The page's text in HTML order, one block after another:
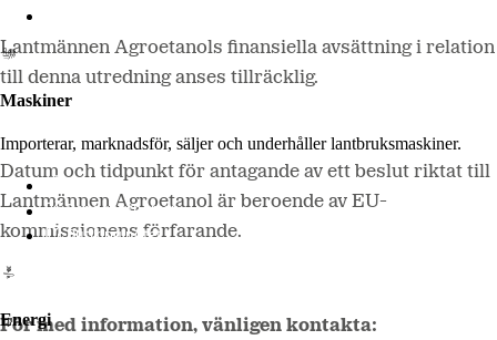
Maskiner
Importerar, marknadsför, säljer och underhåller lantbruksmaskiner.
Lantmännen Maskin
Begagnatbörsen
Butik på nätet
Energi
Lantmännen Agroetanols finansiella avsättning i relation
till denna utredning anses tillräcklig.
Datum och tidpunkt för antagande av ett beslut riktat till
Lantmännen Agroetanol är beroende av EU-
kommissionens förfarande.
För med information, vänligen kontakta: